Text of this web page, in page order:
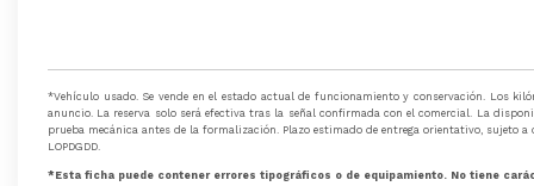
*Vehículo usado. Se vende en el estado actual de funcionamiento y conservación. Los
anuncio. La reserva solo será efectiva tras la señal confirmada con el comercial. La
prueba mecánica antes de la formalización. Plazo estimado de entrega orientativo,
LOPDGDD.
*Esta ficha puede contener errores tipográficos o de equipamiento. No tiene